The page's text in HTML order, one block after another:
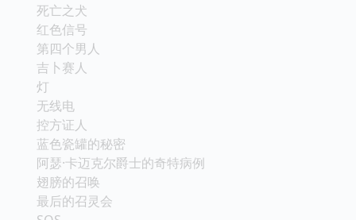
死亡之犬
红色信号
第四个男人
吉卜赛人
灯
无线电
控方证人
蓝色瓷罐的秘密
阿瑟·卡迈克尔爵士的奇特病例
翅膀的召唤
最后的召灵会